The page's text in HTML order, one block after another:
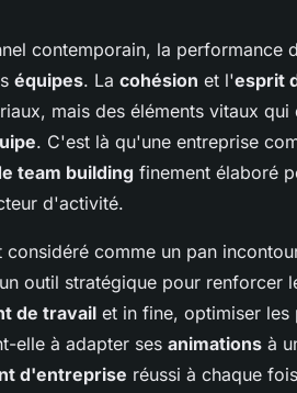
contemporain, la performance
équipes. La cohésion et l'esprit
mais des éléments vitaux
. C'est là qu'une entreprise
team building finement élaboré
d'activité.
considéré comme un pan
outil stratégique pour renforcer
de travail et in fine, optimiser les
elle à adapter ses animations à
d'entreprise réussi à chaque